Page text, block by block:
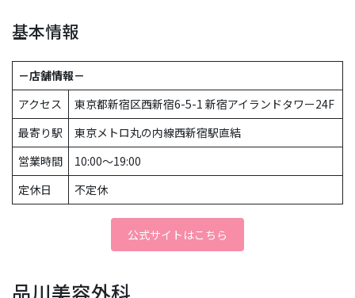
基本情報
－店舗情報－
アクセス
東京都新宿区西新宿6-5-1 新宿アイランドタワー24F
最寄り駅
東京メトロ丸の内線西新宿駅直結
営業時間
10:00〜19:00
定休日
不定休
公式サイトはこちら
品川美容外科